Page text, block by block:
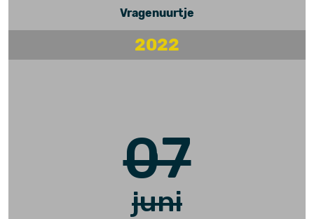
2022
07
juni
Vragenuurtje